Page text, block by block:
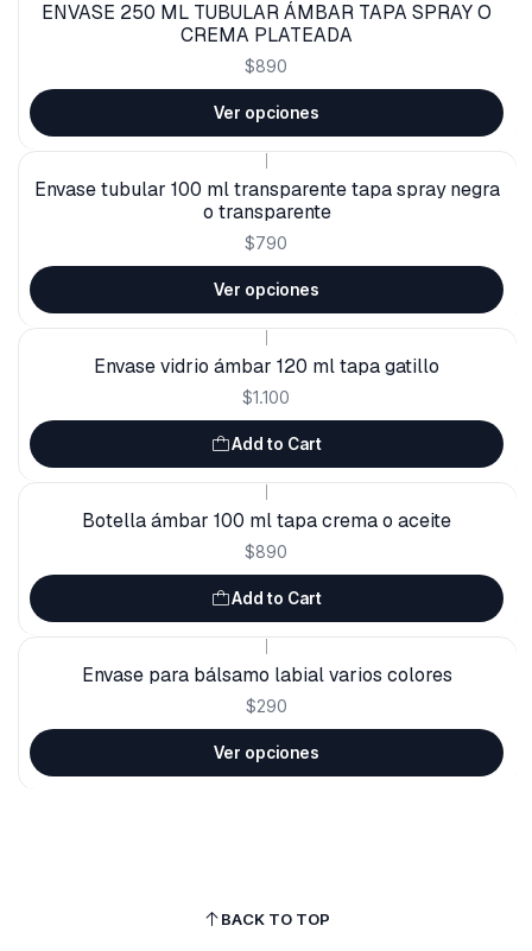
ENVASE 250 ML TUBULAR ÁMBAR TAPA SPRAY O
CREMA PLATEADA
$890
Ver opciones
Envase tubular 100 ml transparente tapa spray negra
o transparente
$790
Ver opciones
Envase vidrio ámbar 120 ml tapa gatillo
$1.100
Add to Cart
Botella ámbar 100 ml tapa crema o aceite
$890
Add to Cart
Envase para bálsamo labial varios colores
$290
Ver opciones
BACK TO TOP